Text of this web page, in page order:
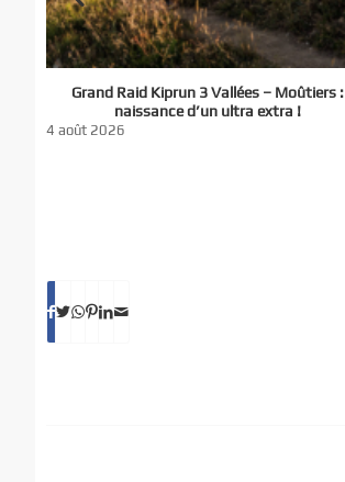
Grand Raid Kiprun 3 Vallées – Moûtiers :
naissance d’un ultra extra !
4 août 2026